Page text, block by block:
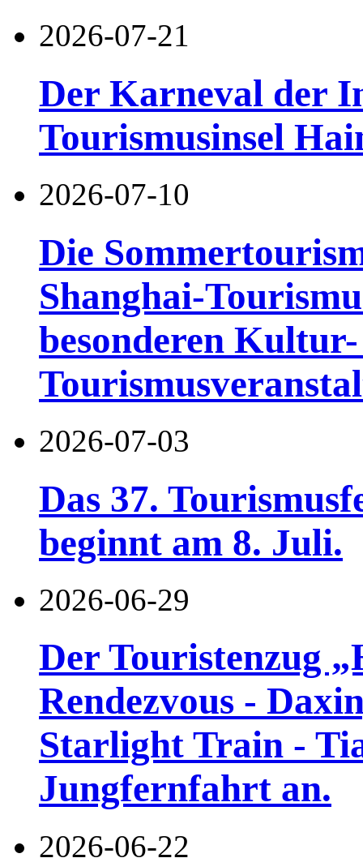
2026-07-21
Der Karneval der
Tourismusinsel
2026-07-10
Die
Shanghai-
besonderen
2026-07-03
Das 37.
beginnt am 8. Juli.
2026-06-29
Der Touristenzug
Rendezvous -
Starlight Train -
Jungfernfahrt an.
2026-06-22